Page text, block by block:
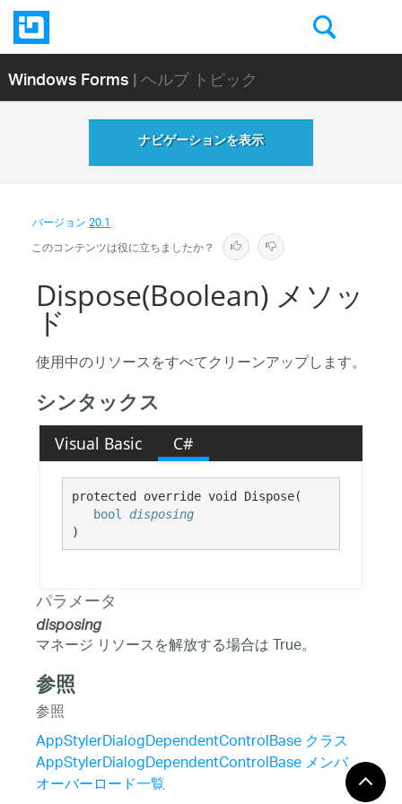
Windows Forms| ヘルプ トピック
ナビゲーションを表示
バージョン20.1
このコンテンツは役に立ちましたか？
Dispose(Boolean) メソッ
ド
使用中のリソースをすべてクリーンアップします。
シンタックス
Visual Basic C#
protected override void Dispose(
bool
disposing
)
パラメータ
disposing
マネージ リソースを解放する場合は True。
参照
参照
AppStylerDialogDependentControlBase クラス
AppStylerDialogDependentControlBase メンバ
オーバーロード一覧